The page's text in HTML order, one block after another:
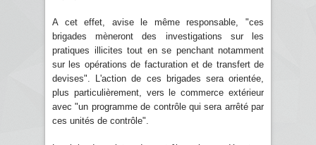
A cet effet, avise le même responsable, "ces
brigades mèneront des investigations sur les
pratiques illicites tout en se penchant notamment
sur les opérations de facturation et de transfert de
devises". L'action de ces brigades sera orientée,
plus particulièrement, vers le commerce extérieur
avec "un programme de contrôle qui sera arrêté par
ces unités de contrôle".